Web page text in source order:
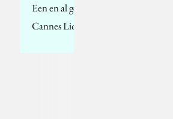
Een en al gekkigheid bij
Cannes Lions